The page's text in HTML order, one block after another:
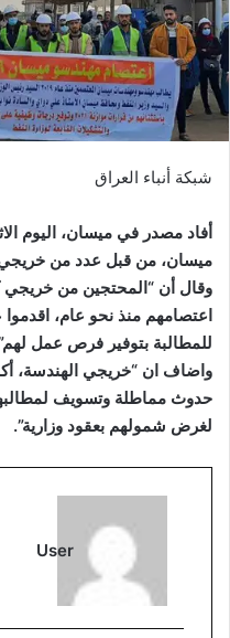
شبكة أنباء العراق
أفاد مصدر في ميسان، اليوم
ميسان، من قبل عدد من خريجي
وقال أن “المحتجين من خريجي
اعتصامهم منذ نحو عام،
للمطالبة بتوفير فرص عمل
واضاف ان “خريجي الهندسة،
حدوث مماطلة وتسويف
لغرض شمولهم بعقود وزارية”.
User